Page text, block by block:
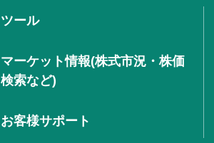
ツール
マーケット情報(株式市況・株価
検索など)
お客様サポート